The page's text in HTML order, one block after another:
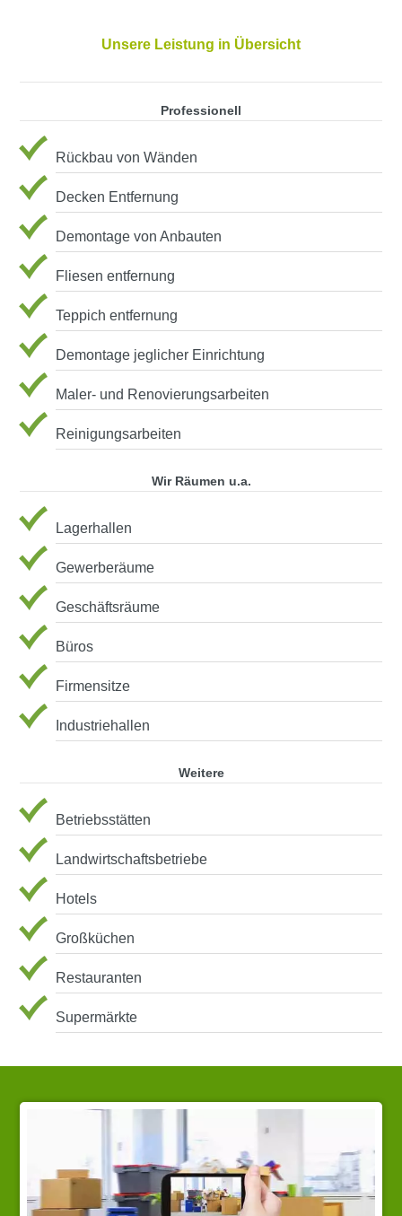
Unsere Leistung in Übersicht
Professionell
Rückbau von Wänden
Decken Entfernung
Demontage von Anbauten
Fliesen entfernung
Teppich entfernung
Demontage jeglicher Einrichtung
Maler- und Renovierungsarbeiten
Reinigungsarbeiten
Wir Räumen u.a.
Lagerhallen
Gewerberäume
Geschäftsräume
Büros
Firmensitze
Industriehallen
Weitere
Betriebsstätten
Landwirtschaftsbetriebe
Hotels
Großküchen
Restauranten
Supermärkte